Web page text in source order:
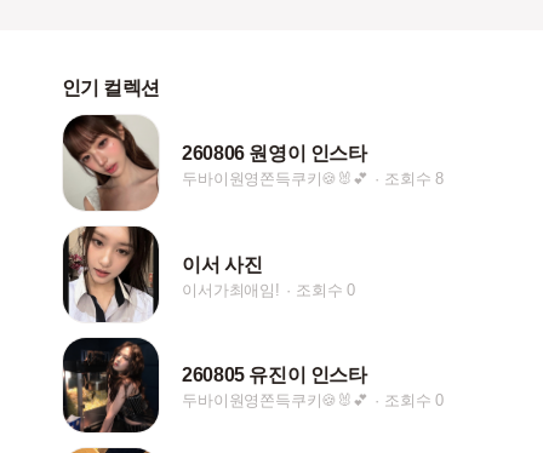
인기 컬렉션
260806 원영이 인스타
두바이원영쫀득쿠키🍪🐰💕 조회수 8
이서 사진
이서가최애임! 조회수 0
260805 유진이 인스타
두바이원영쫀득쿠키🍪🐰💕 조회수 0